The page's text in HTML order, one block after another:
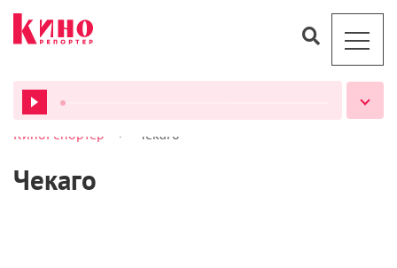
ВСЕ ПОДКАСТЫ
КиноРепортер > Чекаго
Чекаго